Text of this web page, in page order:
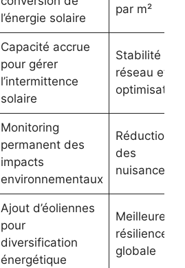
l’énergie solaire
par m²
Capacité accrue
pour gérer
l’intermittence
solaire
Stabilité du
réseau et
optimisation
Monitoring
permanent des
impacts
environnementaux
Réduction
des
nuisances
Ajout d’éoliennes
pour
diversification
énergétique
Meilleure
résilience
globale